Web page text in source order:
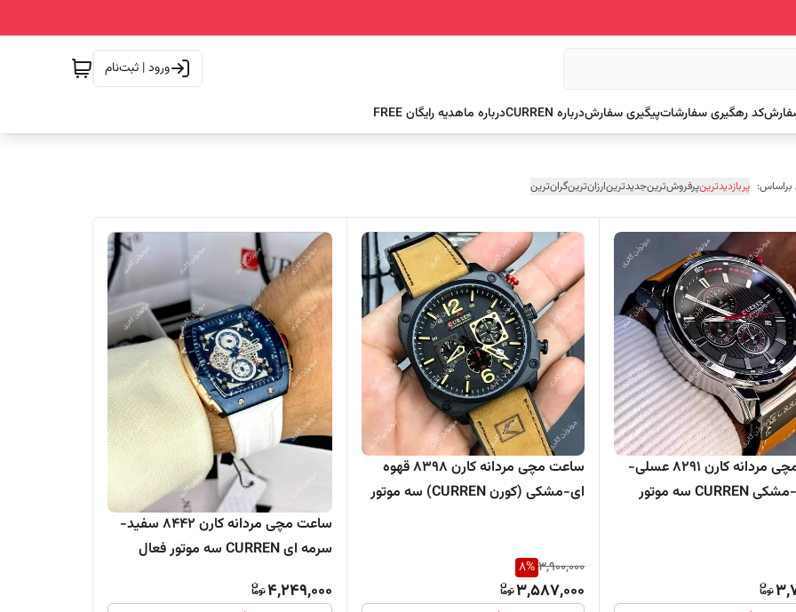
ورود | ثبت‌نام
کد رهگیری سفارشاتپیگیری سفارشدرباره CURREN درباره ماهدیه رایگان FREE
پربازدیدترینپرفروش‌ترینجدیدترینارزان‌ترینگران‌ترین
ساعت مچی مردانه کارن 8291 عسلی-
نقره ای-مشکی CURREN سه موتور
ساعت مچی مردانه کارن 8398 قهوه
ای-مشکی (کورن CURREN) سه موتور
3,900,000
8%
3,587,000
ساعت مچی مردانه کارن 8442 سفید-
سرمه ای CURREN سه موتور فعال
4,249,000